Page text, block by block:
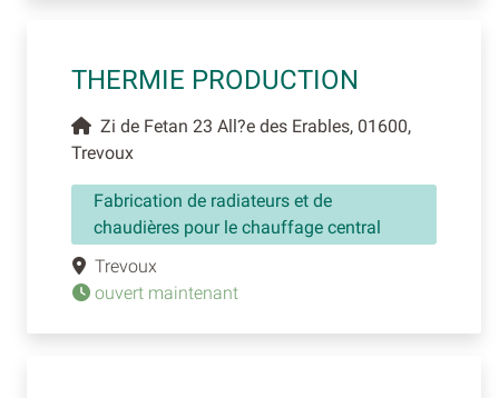
THERMIE PRODUCTION
Zi de Fetan 23 All?e des Erables, 01600,
Trevoux
Fabrication de radiateurs et de
chaudières pour le chauffage central
Trevoux
ouvert maintenant